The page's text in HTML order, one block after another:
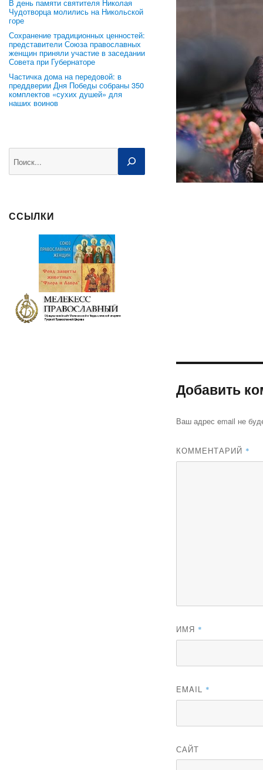
В день памяти святителя Николая
Чудотворца молились на Никольской
горе
Сохранение традиционных ценностей:
представители Союза православных
женщин приняли участие в заседании
Совета при Губернаторе
Частичка дома на передовой: в
преддверии Дня Победы собраны 350
комплектов «сухих душей» для
наших воинов
ССЫЛКИ
Добавить
Ваш адрес email не
КОММЕНТАРИЙ *
ИМЯ *
EMAIL *
САЙТ